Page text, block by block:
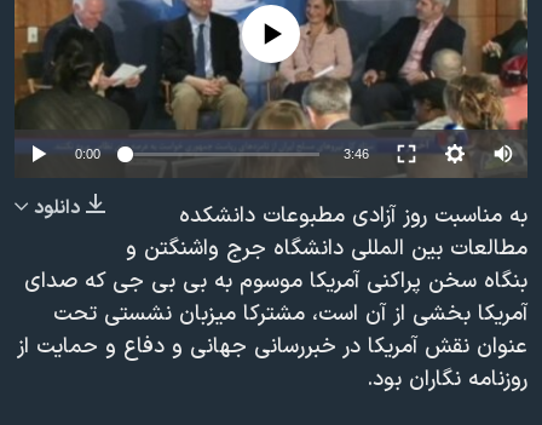
فرهنگ و زندگی
حقوق شهروندی
اقتصادی
علم و فناوری
گالری عکس
آرشیو پخش زنده
مستندها
انتخابات ریاست جمهوری آمریکا ۲۰۲۴
حمله جمهوری اسلامی به اسرائیل
رمز مهسا
اعتراضات زن، زندگی، آزادی
مجموعه مستندهای دادخواهی
تریبونال مردمی آبان ۹۸
دادگاه حمید نوری
دنبال کنید
زبانهای مختلف
No media source currently available
0:00 3:46
دانلود
به مناسبت روز آزادی مطبوعات دانشکده
مطالعات بین المللی دانشگاه جرج واشنگتن و
بنگاه سخن پراکنی آمریکا موسوم به بی بی جی که صدای
آمریکا بخشی از آن است، مشترکا میزبان نشستی تحت
عنوان نقش آمریکا در خبررسانی جهانی و دفاع و حمایت از
روزنامه نگاران بود.